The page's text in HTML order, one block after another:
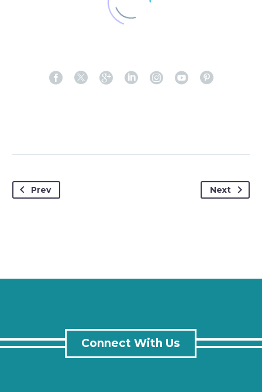
Anything In An Appearance Of Your Website – With Few
Prev Next
Connect With Us